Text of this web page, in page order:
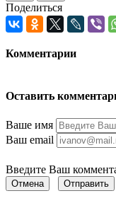
Поделиться
Комментарии
Оставить
Ваше имя
Ваш email
Введите Ваш
Отмена Отправить